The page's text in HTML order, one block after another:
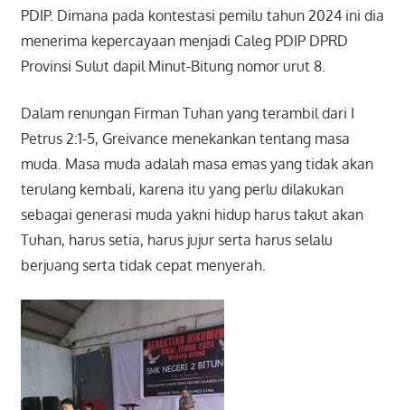
PDIP. Dimana pada kontestasi pemilu tahun 2024 ini dia
menerima kepercayaan menjadi Caleg PDIP DPRD
Provinsi Sulut dapil Minut-Bitung nomor urut 8.
Dalam renungan Firman Tuhan yang terambil dari I
Petrus 2:1-5, Greivance menekankan tentang masa
muda. Masa muda adalah masa emas yang tidak akan
terulang kembali, karena itu yang perlu dilakukan
sebagai generasi muda yakni hidup harus takut akan
Tuhan, harus setia, harus jujur serta harus selalu
berjuang serta tidak cepat menyerah.